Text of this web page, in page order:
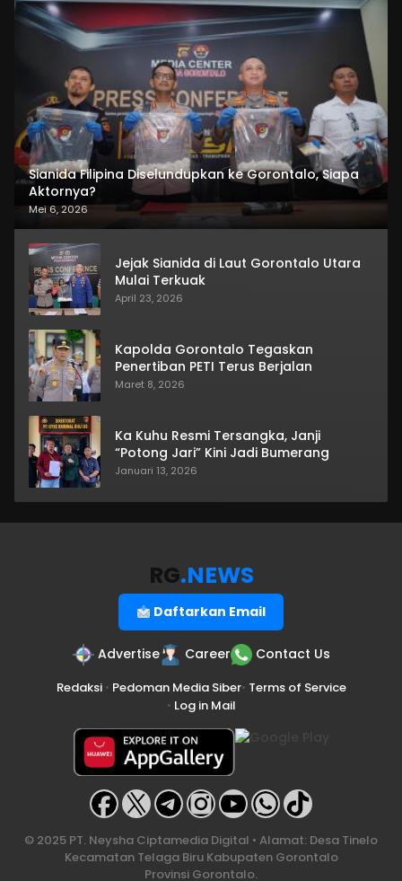
Sianida Filipina Diselundupkan ke Gorontalo, Siapa
Aktornya?
Mei 6, 2026
Jejak Sianida di Laut Gorontalo Utara
Mulai Terkuak
April 23, 2026
Kapolda Gorontalo Tegaskan
Penertiban PETI Terus Berjalan
Maret 8, 2026
Ka Kuhu Resmi Tersangka, Janji
“Potong Jari” Kini Jadi Bumerang
Januari 13, 2026
RG.NEWS
Daftarkan Email
Advertise Career Contact Us
Redaksi• Pedoman Media Siber• Terms of Service
• Log in Mail
© 2025 PT. Neysha Ciptamedia Digital • Alamat: Desa Tinelo
Kecamatan Telaga Biru Kabupaten Gorontalo
Provinsi Gorontalo.